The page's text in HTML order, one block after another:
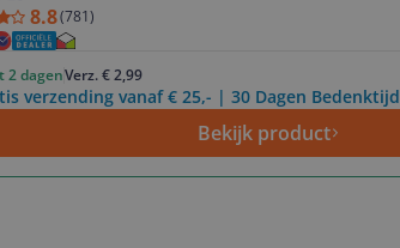
8.8(781)
2 dagenVerz. € 2,99
verzending vanaf € 25,- | 30 Dagen Bedenktijd
Bekijk product